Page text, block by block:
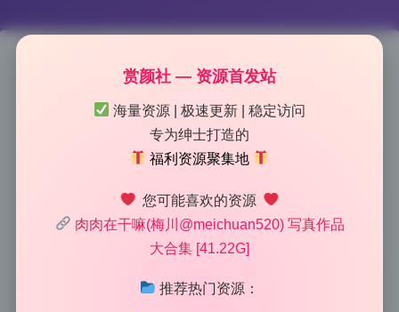
肉肉在干嘛(梅川
@meichuan520) 美女写真合集
41.22G4K原档 无水印资源下载
2026-6-20 9:01 | 63 | 0 |
Lolita写真专区
1152 字 | 5 分钟
这组图最抓我眼球的就是光线的处理，全是利用自然光
赏颜社 — 资源首发站
海量资源 | 极速更新 | 稳定访问
专为绅士打造的
福利资源聚集地
您可能喜欢的资源
肉肉在干嘛(梅川@meichuan520) 写真作品
大合集 [41.22G]
推荐热门资源：